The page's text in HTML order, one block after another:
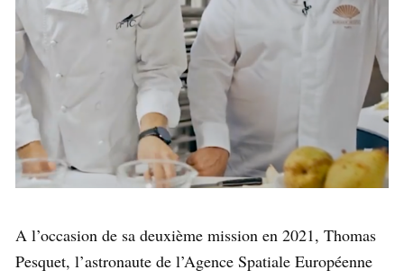
A l’occasion de sa deuxième mission en 2021, Thomas
Pesquet, l’astronaute de l’Agence Spatiale Européenne